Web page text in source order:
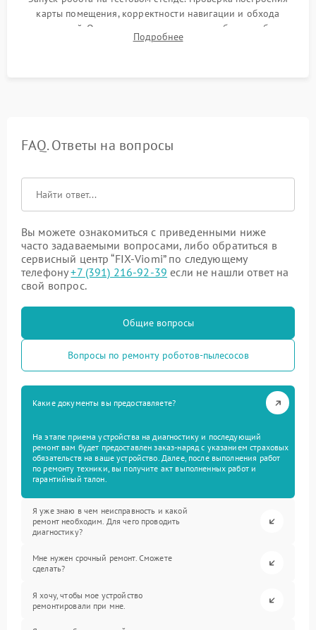
карты помещения, корректности навигации и обхода
препятствий. Оценка силы всасывания и работы турбины.
Тестирование автоматического возврата на док-станцию и
Подробнее
FAQ. Ответы на вопросы
Вы можете ознакомиться с приведенными ниже
часто задаваемыми вопросами, либо обратиться в
сервисный центр “FIX-Viomi” по следующему
телефону+7 (391) 216-92-39 если не нашли ответ на
свой вопрос.
Общие вопросы
Вопросы по ремонту роботов-пылесосов
Какие документы вы предоставляете?
На этапе приема устройства на диагностику и последующий
ремонт вам будет предоставлен заказ-наряд с указанием страховых
обязательств на ваше устройство. Далее, после выполнения работ
по ремонту техники, вы получите акт выполненных работ и
гарантийный талон.
Я уже знаю в чем неисправность и какой
ремонт необходим. Для чего проводить
диагностику?
Мне нужен срочный ремонт. Сможете
сделать?
Я хочу, чтобы мое устройство
ремонтировали при мне.